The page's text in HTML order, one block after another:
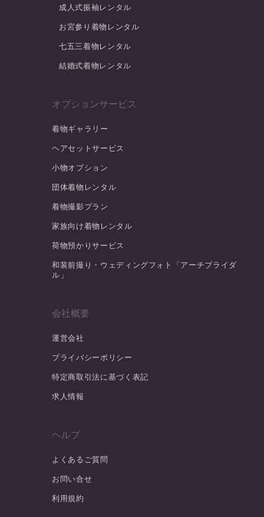
成人式振袖レンタル
お宮参り着物レンタル
七五三着物レンタル
結婚式着物レンタル
オプションサービス
着物ギャラリー
ヘアセットサービス
小物オプション
団体着物レンタル
着物撮影プラン
家族向け着物レンタル
荷物預かりサービス
和装前撮り・ウェディングフォト「アーチブライダ
ル」
会社概要
運営会社
プライバシーポリシー
特定商取引法に基づく表記
求人情報
ヘルプ
よくあるご質問
お問い合せ
利用規約